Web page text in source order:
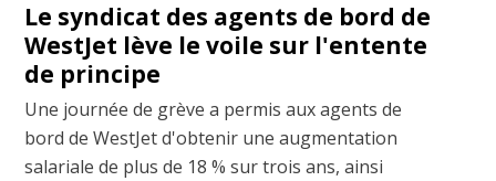
Le syndicat des agents de bord de
WestJet lève le voile sur l'entente
de principe
Une journée de grève a permis aux agents de
bord de WestJet d'obtenir une augmentation
salariale de plus de 18 % sur trois ans, ainsi